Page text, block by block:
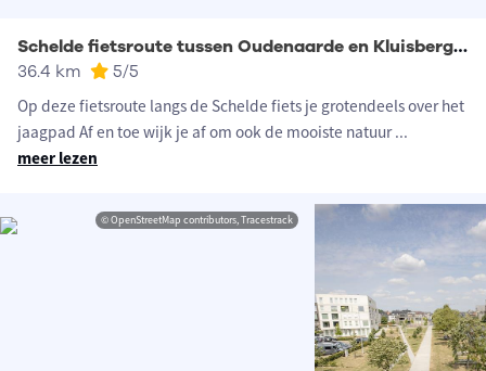
Schelde fietsroute tussen Oudenaarde en Kluisbergen
36.4 km 5/5
Op deze fietsroute langs de Schelde fiets je grotendeels over het
jaagpad Af en toe wijk je af om ook de mooiste natuur...
meer lezen
© OpenStreetMap contributors, Tracestrack